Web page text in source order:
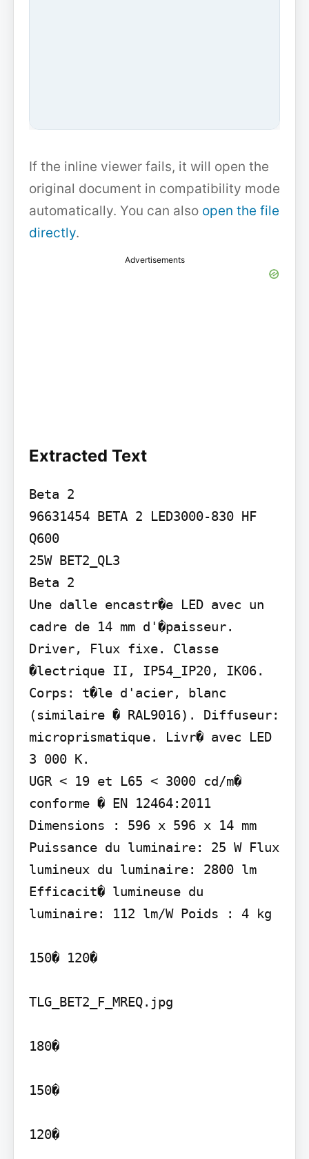
If the inline viewer fails, it will open the
original document in compatibility mode
automatically. You can also open the file
directly.
Advertisements
Extracted Text
Beta 2
96631454 BETA 2 LED3000-830 HF
Q600
25W BET2_QL3
Beta 2
Une dalle encastr�e LED avec un
cadre de 14 mm d'�paisseur.
Driver, Flux fixe. Classe
�lectrique II, IP54_IP20, IK06.
Corps: t�le d'acier, blanc
(similaire � RAL9016). Diffuseur:
microprismatique. Livr� avec LED
3 000 K.
UGR < 19 et L65 < 3000 cd/m�
conforme � EN 12464:2011
Dimensions : 596 x 596 x 14 mm
Puissance du luminaire: 25 W Flux
lumineux du luminaire: 2800 lm
Efficacit� lumineuse du
luminaire: 112 lm/W Poids : 4 kg
150� 120�
TLG_BET2_F_MREQ.jpg
180�
150�
120�